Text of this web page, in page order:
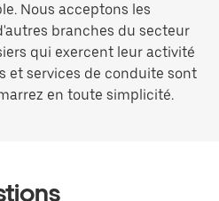
Nous acceptons les
branches du secteur
qui exercent leur activité
et services de conduite sont
en toute simplicité.